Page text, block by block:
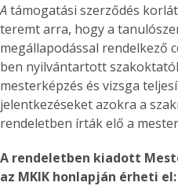
A támogatási szerződés
teremt arra, hogy a
megállapodással rendelkező
ben nyilvántartott
mesterképzés és vizsga
jelentkezéseket azokra a
rendeletben írták elő a
A rendeletben kiadott
az MKIK honlapján érheti el: